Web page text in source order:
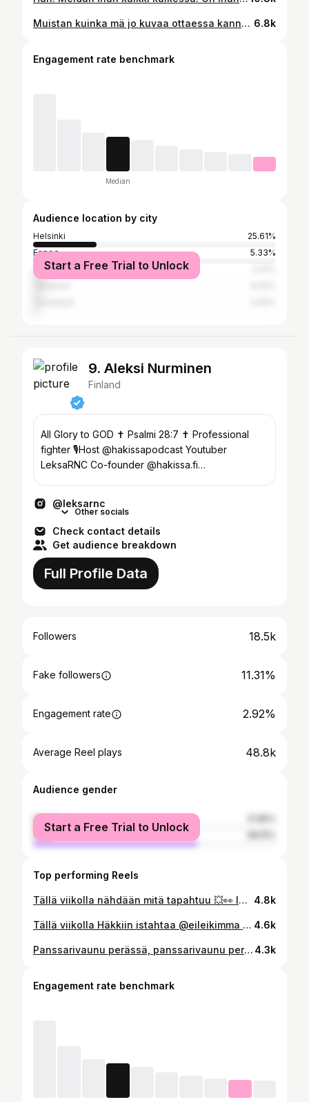
Muistan kuinka mä jo kuvaa ottaessa kannoin isoa möykkyä mun sisällä. Sun pieni elämä on ollut täynnä kipututkimuksia ja kivunhoitoa. Hyviä kausia, mutta myös huonoja. Tavallaan oon kiitollinen siitä, että tilanne huononi ekan kerran oikein kunnolla. Mä en voinut muuta, kuin päästää sut menemään. Mietin silti jatkuvasti, olisinko voinut tehdä jotain enemmän. Ikävöin sua jo nyt, vaikka olit juuri tässä. Ja mua pelottaa kohdata huominen, koska jokainen hetki vie mua kauemmaksi siitä, kun olit vielä mun sylissä. Hyvää matkaa pieni ❤️ 6.8k
Engagement rate benchmark
Median
Audience location by city
Helsinki
25.61%
Espoo
5.33%
Turku
Start a Free Trial to Unlock
9. Aleksi Nurminen
Finland
All Glory to GOD ✝️ Psalmi 28:7 ✝️ Professional
fighter 🎙️Host @hakissapodcast Youtuber
LeksaRNC Co-founder @hakissa.fi
@leksarnc
Other socials
Check contact details
Get audience breakdown
Full Profile Data
Followers 18.5k
Fake followers 11.31%
Engagement rate 2.92%
Average Reel plays 48.8k
Audience gender
female
male
Start a Free Trial to Unlock
Top performing Reels
Tällä viikolla nähdään mitä tapahtuu 💥👀 ICE CAGE 7 📍 Nokia Arena, Tampere 🗓️ 16.5.2026 🎥 Livestream: icecage.fi 4.8k
Tällä viikolla Häkkiin istahtaa @eileikimma 💪 Jakso ulkona torstaina 15:00 🤝 4.6k
Panssarivaunu perässä, panssarivaunu perässä! Suomivaparin Sihvonen ja Pottukoira tulee päälle, olen valmis. Ei muuta ku nimeä paperiin ja @beaztfight 2 we have a Fight 🥊. Täytyy tän ekan matsin jälkeen alkaa treenaa enemmän käsiä et pääsee tolle tasolle. Tervetuloa @pottukoira & @leksarnc 🤝 4.3k
Engagement rate benchmark